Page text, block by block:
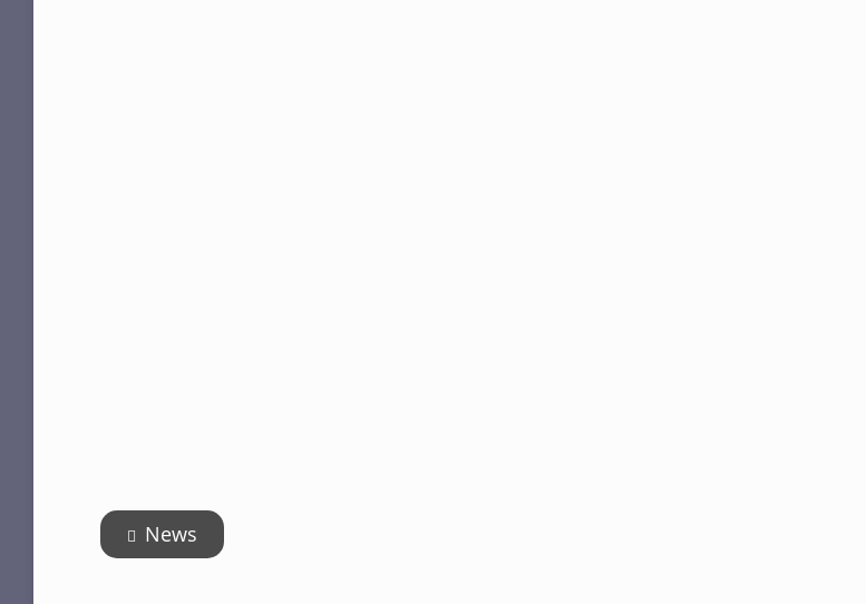
News